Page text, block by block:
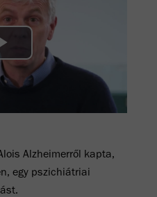
Play
Video
Alzheimerről kapta,
egy pszichiátriai